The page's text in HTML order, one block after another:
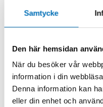
Samtycke
Den här hemsidan
När du besöker vår
information i din
Denna information kan
eller din enhet och
Livskvalitet för äldre
Vi lever allt längre och
projektet har [...]